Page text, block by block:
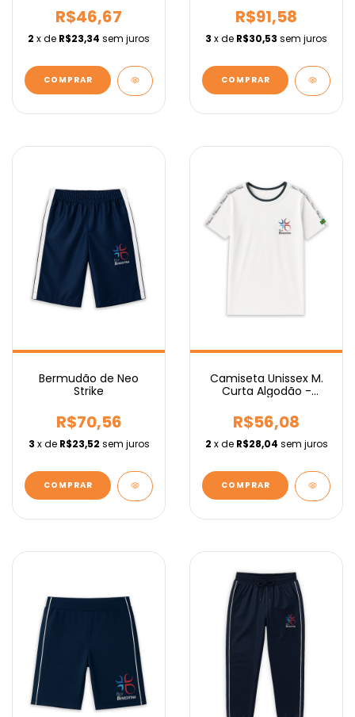
R$46,67
2 x de R$23,34 sem juros
COMPRAR
R$91,58
3 x de R$30,53 sem juros
COMPRAR
Bermudão de Neo
Strike
R$70,56
3 x de R$23,52 sem juros
COMPRAR
Camiseta Unissex M.
Curta Algodão -
R$56,08
2 x de R$28,04 sem juros
COMPRAR